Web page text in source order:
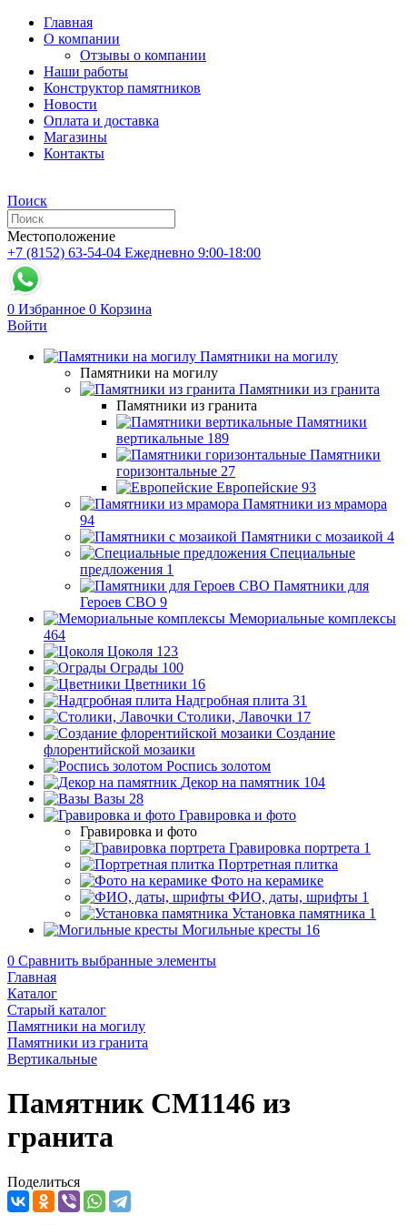
Главная
О компании
Отзывы о компании
Наши работы
Конструктор памятников
Новости
Оплата и доставка
Магазины
Контакты
Поиск
Местоположение
+7 (8152) 63-54-04 Ежедневно 9:00-18:00
0 Избранное 0 Корзина
Войти
Памятники на могилу
Памятники на могилу
Памятники из гранита
Памятники из гранита
Памятники
вертикальные 189
Памятники
горизонтальные 27
Европейские 93
Памятники из мрамора
94
Памятники с мозаикой 4
Специальные
предложения 1
Памятники для
Героев СВО 9
Мемориальные комплексы
464
Цоколя 123
Ограды 100
Цветники 16
Надгробная плита 31
Столики, Лавочки 17
Создание
флорентийской мозаики
Роспись золотом
Декор на памятник 104
Вазы 28
Гравировка и фото
Гравировка и фото
Гравировка портрета 1
Портретная плитка
Фото на керамике
ФИО, даты, шрифты 1
Установка памятника 1
Могильные кресты 16
0 Сравнить выбранные элементы
Главная
Каталог
Старый каталог
Памятники на могилу
Памятники из гранита
Вертикальные
Памятник CM1146 из
гранита
Поделиться